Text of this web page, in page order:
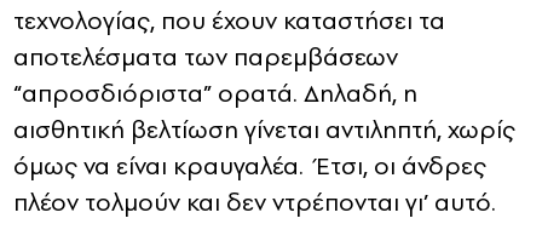
τεχνολογίας, που έχουν καταστήσει τα
αποτελέσματα των παρεμβάσεων
“απροσδιόριστα” ορατά. Δηλαδή, η
αισθητική βελτίωση γίνεται αντιληπτή, χωρίς
όμως να είναι κραυγαλέα. Έτσι, οι άνδρες
πλέον τολμούν και δεν ντρέπονται γι’ αυτό.